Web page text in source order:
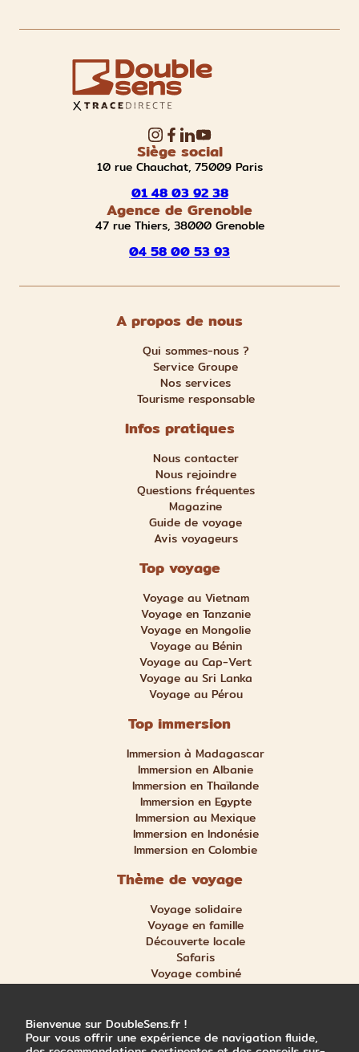
Siège social
10 rue Chauchat, 75009 Paris
01 48 03 92 38
Agence de Grenoble
47 rue Thiers, 38000 Grenoble
04 58 00 53 93
A propos de nous
Qui sommes-nous ?
Service Groupe
Nos services
Tourisme responsable
Infos pratiques
Nous contacter
Nous rejoindre
Questions fréquentes
Magazine
Guide de voyage
Avis voyageurs
Top voyage
Voyage au Vietnam
Voyage en Tanzanie
Voyage en Mongolie
Voyage au Bénin
Voyage au Cap-Vert
Voyage au Sri Lanka
Voyage au Pérou
Top immersion
Immersion à Madagascar
Immersion en Albanie
Immersion en Thaïlande
Immersion en Egypte
Immersion au Mexique
Immersion en Indonésie
Immersion en Colombie
Thème de voyage
Voyage solidaire
Voyage en famille
Découverte locale
Safaris
Voyage combiné
Nature et aventure
Bienvenue sur DoubleSens.fr !
Pour vous offrir une expérience de navigation fluide,